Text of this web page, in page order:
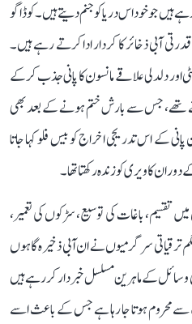
ہیں جو خود اس دریا کو جنم دیتے ہیں۔ کوڈاگو
آبی ذخائر کا کردار ادا کرتے رہے ہیں۔
اور دلدلی علاقے مانسون کا پانی جذب کر کے
تھے، جس سے بارش ختم ہونے کے بعد بھی
پانی کے اس تدریجی اخراج کو بیس فلو کہا جاتا
کاویری کو زندہ رکھتا تھا۔
تقسیم، باغات کی توسیع، سڑکوں کی تعمیر،
ترقیاتی سرگرمیوں نے ان آبی ذخیرہ گاہوں
وسائل کے ماہرین مسلسل خبردار کر رہے ہیں
محروم ہوتا جا رہا ہے جس کے باعث اسے